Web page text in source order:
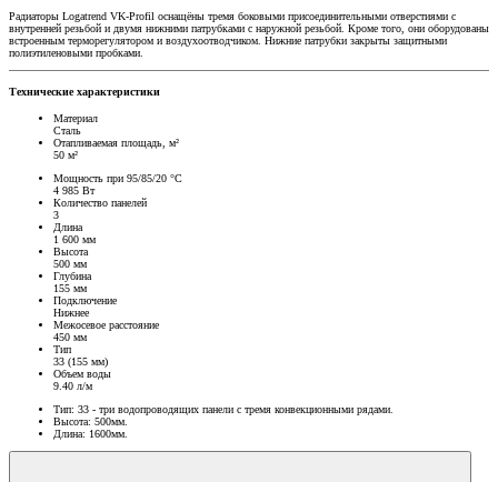
Радиаторы Logatrend VK-Profil оснащёны тремя боковыми присоединительными отверстиями с
внутренней резьбой и двумя нижними патрубками с наружной резьбой. Кроме того, они оборудованы
встроенным терморегулятором и воздухоотводчиком. Нижние патрубки закрыты защитными
полиэтиленовыми пробками.
Технические характеристики
Материал
Сталь
Отапливаемая площадь, м²
50 м²
Мощность при 95/85/20 °C
4 985 Вт
Количество панелей
3
Длина
1 600 мм
Высота
500 мм
Глубина
155 мм
Подключение
Нижнее
Межосевое расстояние
450 мм
Тип
33 (155 мм)
Объем воды
9.40 л/м
Тип: 33 - три водопроводящих панели с тремя конвекционными рядами.
Высота: 500мм.
Длина: 1600мм.